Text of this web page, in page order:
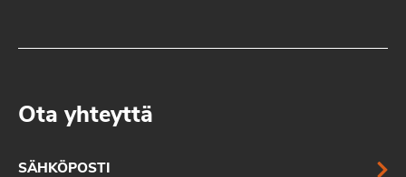
Ota yhteyttä
SÄHKÖPOSTI